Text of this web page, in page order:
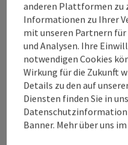
PinterestInstagramFacebook
Kontaktformular
anderen Plattformen zu
Informationen zu Ihrer
mit unseren Partnern für
und Analysen. Ihre
notwendigen Cookies
Wirkung für die Zukunft
Details zu den auf
Diensten finden Sie in
Datenschutzinformation
Banner. Mehr über uns